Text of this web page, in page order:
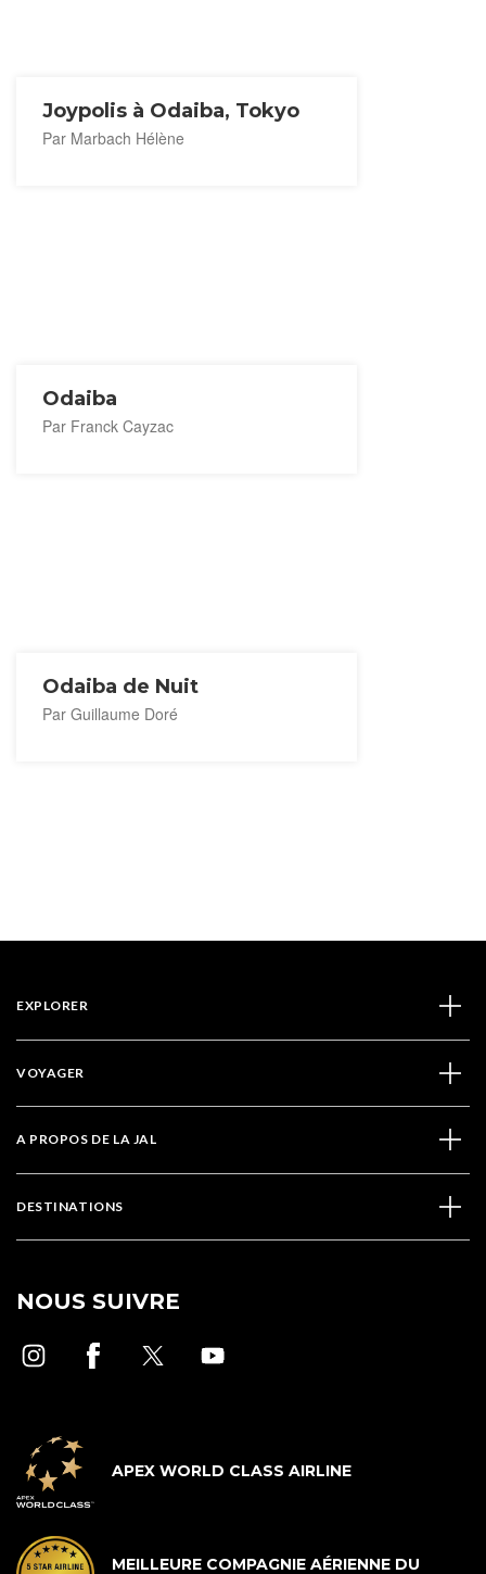
Joypolis à Odaiba, Tokyo
Par Marbach Hélène
Odaiba
Par Franck Cayzac
Odaiba de Nuit
Par Guillaume Doré
EXPLORER
VOYAGER
A PROPOS DE LA JAL
DESTINATIONS
NOUS SUIVRE
APEX WORLD CLASS AIRLINE
MEILLEURE COMPAGNIE AÉRIENNE DU